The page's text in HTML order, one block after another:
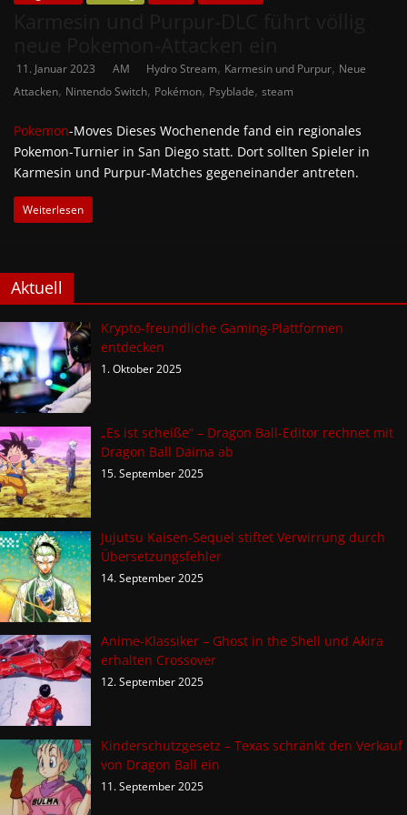
11. Januar 2023 AM Hydro Stream, Karmesin und Purpur, Neue
Attacken, Nintendo Switch, Pokémon, Psyblade, steam
Pokemon-Moves Dieses Wochenende fand ein regionales
Pokemon-Turnier in San Diego statt. Dort sollten Spieler in
Karmesin und Purpur-Matches gegeneinander antreten.
Weiterlesen
Aktuell
Krypto-freundliche Gaming-Plattformen
entdecken
1. Oktober 2025
„Es ist scheiße“ – Dragon Ball-Editor rechnet mit
Dragon Ball Daima ab
15. September 2025
Jujutsu Kaisen-Sequel stiftet Verwirrung durch
Übersetzungsfehler
14. September 2025
Anime-Klassiker – Ghost in the Shell und Akira
erhalten Crossover
12. September 2025
Kinderschutzgesetz – Texas schränkt den Verkauf
von Dragon Ball ein
11. September 2025